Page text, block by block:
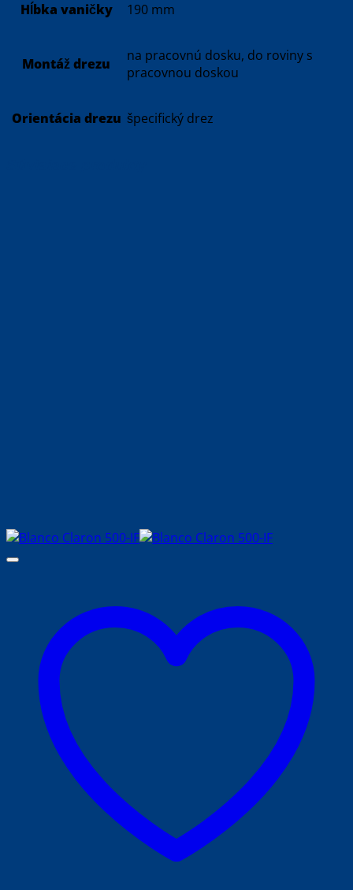
Hĺbka vaničky 190 mm
Montáž drezu
na pracovnú dosku, do roviny s
pracovnou doskou
Orientácia drezu špecifický drez